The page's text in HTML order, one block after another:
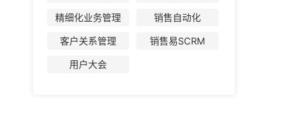
精细化业务管理
销售自动化
客户关系管理
销售易SCRM
用户大会